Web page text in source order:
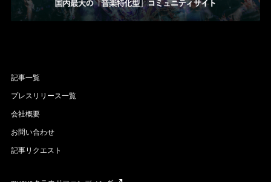
記事一覧
プレスリリース一覧
会社概要
お問い合わせ
記事リクエスト